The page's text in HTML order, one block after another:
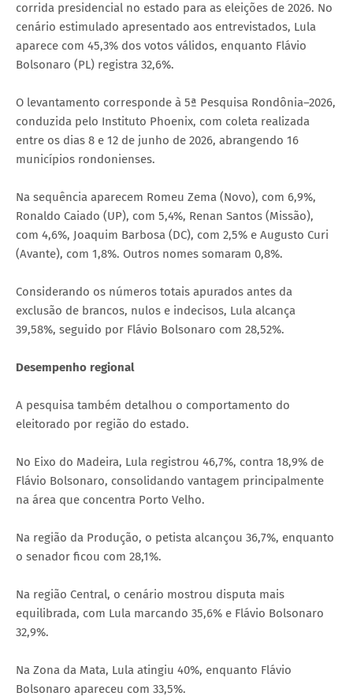
corrida presidencial no estado para as eleições de 2026. No
cenário estimulado apresentado aos entrevistados, Lula
aparece com 45,3% dos votos válidos, enquanto Flávio
Bolsonaro (PL) registra 32,6%.
O levantamento corresponde à 5ª Pesquisa Rondônia–2026,
conduzida pelo Instituto Phoenix, com coleta realizada
entre os dias 8 e 12 de junho de 2026, abrangendo 16
municípios rondonienses.
Na sequência aparecem Romeu Zema (Novo), com 6,9%,
Ronaldo Caiado (UP), com 5,4%, Renan Santos (Missão),
com 4,6%, Joaquim Barbosa (DC), com 2,5% e Augusto Curi
(Avante), com 1,8%. Outros nomes somaram 0,8%.
Considerando os números totais apurados antes da
exclusão de brancos, nulos e indecisos, Lula alcança
39,58%, seguido por Flávio Bolsonaro com 28,52%.
Desempenho regional
A pesquisa também detalhou o comportamento do
eleitorado por região do estado.
No Eixo do Madeira, Lula registrou 46,7%, contra 18,9% de
Flávio Bolsonaro, consolidando vantagem principalmente
na área que concentra Porto Velho.
Na região da Produção, o petista alcançou 36,7%, enquanto
o senador ficou com 28,1%.
Na região Central, o cenário mostrou disputa mais
equilibrada, com Lula marcando 35,6% e Flávio Bolsonaro
32,9%.
Na Zona da Mata, Lula atingiu 40%, enquanto Flávio
Bolsonaro apareceu com 33,5%.